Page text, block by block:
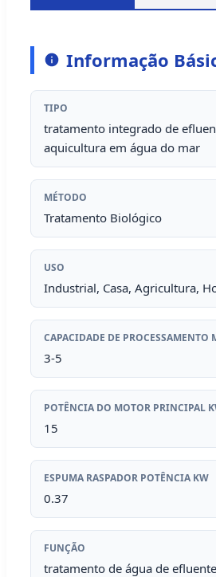
Informação
TIPO
tratamento integrado de
aquicultura em água do mar
MÉTODO
Tratamento Biológico
USO
Industrial, Casa, Agricultura,
CAPACIDADE DE PROCESSAMENTO
3-5
POTÊNCIA DO MOTOR PRINCIPAL
15
ESPUMA RASPADOR POTÊNCIA KW
0.37
FUNÇÃO
tratamento de água de